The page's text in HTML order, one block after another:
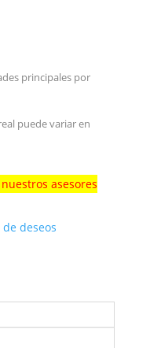
principales por
puede variar en
asesores
deseos